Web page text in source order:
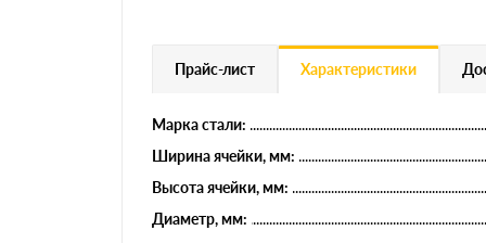
Прайс-лист Характеристики
Марка стали:
Ширина ячейки, мм:
Высота ячейки, мм:
Диаметр, мм: